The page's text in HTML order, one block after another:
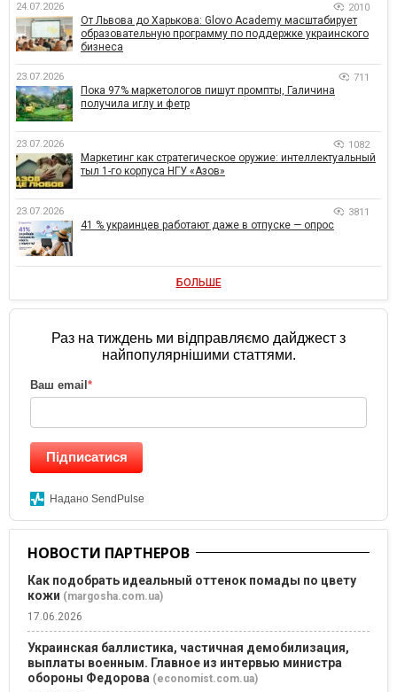
24.07.2026 2010
От Львова до Харькова: Glovo Academy масштабирует
образовательную программу по поддержке украинского
бизнеса
23.07.2026 711
Пока 97% маркетологов пишут промпты, Галичина
получила иглу и фетр
23.07.2026 1082
Маркетинг как стратегическое оружие: интеллектуальный
тыл 1-го корпуса НГУ «Азов»
23.07.2026 3811
41 % украинцев работают даже в отпуске — опрос
БОЛЬШЕ
Раз на тиждень ми відправляємо дайджест з
найпопулярнішими статтями.
Ваш email *
Підписатися
Надано SendPulse
НОВОСТИ ПАРТНЕРОВ
Как подобрать идеальный оттенок помады по цвету
кожи (margosha.com.ua)
17.06.2026
Украинская баллистика, частичная демобилизация,
выплаты военным. Главное из интервью министра
обороны Федорова (economist.com.ua)